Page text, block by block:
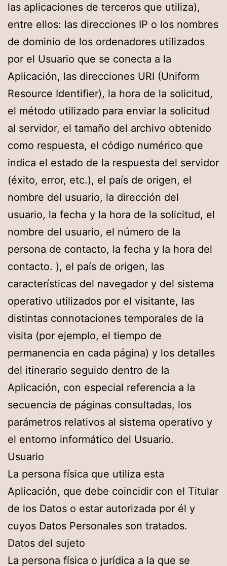
las aplicaciones de terceros que utiliza),
entre ellos: las direcciones IP o los nombres
de dominio de los ordenadores utilizados
por el Usuario que se conecta a la
Aplicación, las direcciones URI (Uniform
Resource Identifier), la hora de la solicitud,
el método utilizado para enviar la solicitud
al servidor, el tamaño del archivo obtenido
como respuesta, el código numérico que
indica el estado de la respuesta del servidor
(éxito, error, etc.), el país de origen, el
nombre del usuario, la dirección del
usuario, la fecha y la hora de la solicitud, el
nombre del usuario, el número de la
persona de contacto, la fecha y la hora del
contacto. ), el país de origen, las
características del navegador y del sistema
operativo utilizados por el visitante, las
distintas connotaciones temporales de la
visita (por ejemplo, el tiempo de
permanencia en cada página) y los detalles
del itinerario seguido dentro de la
Aplicación, con especial referencia a la
secuencia de páginas consultadas, los
parámetros relativos al sistema operativo y
el entorno informático del Usuario.
Usuario
La persona física que utiliza esta
Aplicación, que debe coincidir con el Titular
de los Datos o estar autorizada por él y
cuyos Datos Personales son tratados.
Datos del sujeto
La persona física o jurídica a la que se